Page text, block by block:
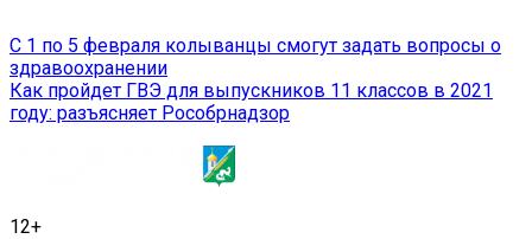
Навигация
по
записям
С 1 по 5 февраля колыванцы смогут задать вопросы о
здравоохранении
Как пройдет ГВЭ для выпускников 11 классов в 2021
году: разъясняет Рособрнадзор
12+